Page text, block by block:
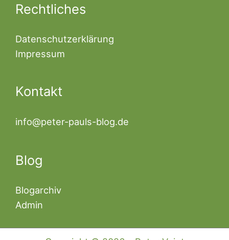
Rechtliches
Datenschutzerklärung
Impressum
Kontakt
info@peter-pauls-blog.de
Blog
Blogarchiv
Admin